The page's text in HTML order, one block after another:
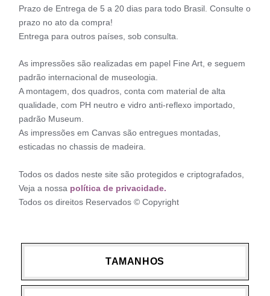
Prazo de Entrega de 5 a 20 dias para todo Brasil. Consulte o
prazo no ato da compra!
Entrega para outros países, sob consulta.
As impressões são realizadas em papel Fine Art, e seguem
padrão internacional de museologia.
A montagem, dos quadros, conta com material de alta
qualidade, com PH neutro e vidro anti-reflexo importado,
padrão Museum.
As impressões em Canvas são entregues montadas,
esticadas no chassis de madeira.
Todos os dados neste site são protegidos e criptografados,
Veja a nossa política de privacidade.
Todos os direitos Reservados © Copyright
TAMANHOS